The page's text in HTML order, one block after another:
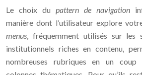
Le choix du pattern de navigation
manière dont l’utilisateur explore
menus, fréquemment utilisés sur les
institutionnels riches en contenu,
nombreuses rubriques en un coup